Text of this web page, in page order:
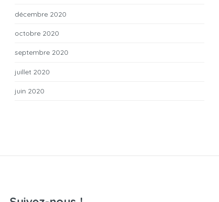
décembre 2020
octobre 2020
septembre 2020
juillet 2020
juin 2020